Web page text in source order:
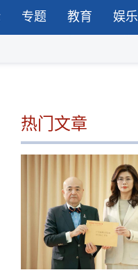
专题 教育 娱乐
热门文章